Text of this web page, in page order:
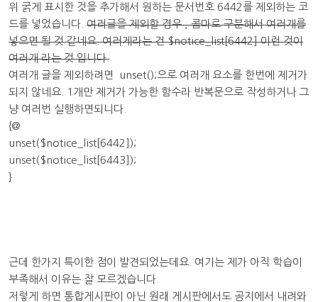
위 굵게 표시한 것을 추가해서 원하는 문서번호 6442를 제외하는 코
드를 넣었습니다. 여러글을 제외할 경우 , 콤마로 구분해서 여러개를
넣으면 될 것 같네요. 여러게라는 건 $notice_list[6442] 이런 것이
여러개 라는 것 입니다.
여러개 글을 제외하려면 unset();으로 여러개 요소를 한번에 제거가
되지 않네요. 1개만 제거가 가능한 함수라 반복문으로 작성하거나 그
냥 여러번 실행하면되니다.
{@
unset($notice_list[6442]);
unset($notice_list[6443]);
}
근데 한가지 특이한 점이 발견되었는데요. 여기는 제가 아직 학습이
부족해서 이유는 잘 모르겠습니다.
저렇게 하면 통합게시판이 아닌 원래 게시판에서도 공지에서 내려와